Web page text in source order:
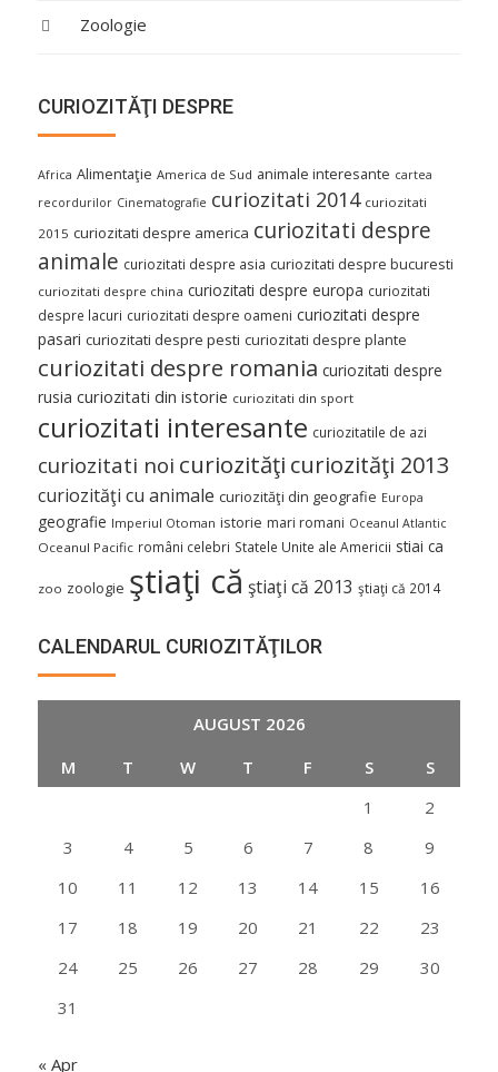
Zoologie
CURIOZITĂŢI DESPRE
Africa Alimentaţie America de Sud animale interesante cartea
recordurilor Cinematografie curiozitati 2014 curiozitati
2015 curiozitati despre america curiozitati despre
animale curiozitati despre asia curiozitati despre bucuresti
curiozitati despre china curiozitati despre europa curiozitati
despre lacuri curiozitati despre oameni curiozitati despre
pasari curiozitati despre pesti curiozitati despre plante
curiozitati despre romania curiozitati despre
rusia curiozitati din istorie curiozitati din sport
curiozitati interesante curiozitatile de azi
curiozitati noi curiozităţi curiozităţi 2013
curiozităţi cu animale curiozităţi din geografie Europa
geografie Imperiul Otoman istorie mari romani Oceanul Atlantic
Oceanul Pacific români celebri Statele Unite ale Americii stiai ca
zoo zoologie ştiaţi că ştiaţi că 2013 ştiaţi că 2014
CALENDARUL CURIOZITĂŢILOR
AUGUST 2026
M
T W T F S
S
1
2
3
4 5 6 7 8
9
10
11 12 13 14 15
16
17
18 19 20 21 22
23
24
25 26 27 28 29
30
31
« Apr